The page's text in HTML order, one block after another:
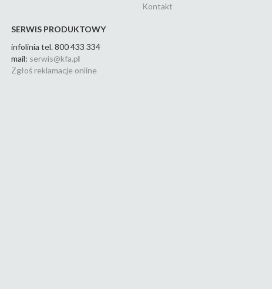
SERWIS PRODUKTOWY
infolinia tel. 800 433 334
mail: serwis@kfa.pl
Zgłoś reklamacje online
Kontakt